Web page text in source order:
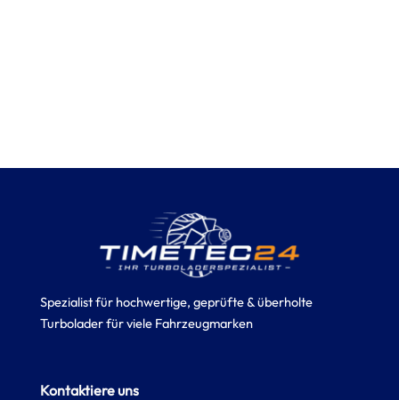
Spezialist für hochwertige, geprüfte & überholte
Turbolader für viele Fahrzeugmarken
Kontaktiere uns